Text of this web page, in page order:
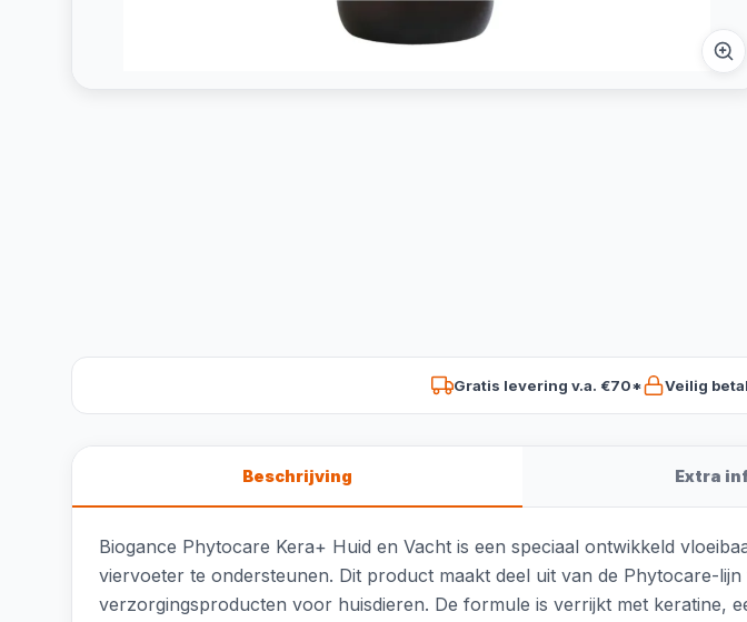
Gratis levering v.a. €70* Veilig
Beschrijving Extra
Biogance Phytocare Kera+ Huid en Vacht is een speciaal ontwikkeld
viervoeter te ondersteunen. Dit product maakt deel uit van de Phytocare-
verzorgingsproducten voor huisdieren. De formule is verrijkt met keratine,